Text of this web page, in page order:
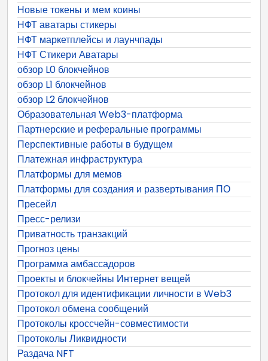
Новые токены и мем коины
НФТ аватары стикеры
НФТ маркетплейсы и лаунчпады
НФТ Стикери Аватары
обзор L0 блокчейнов
обзор L1 блокчейнов
обзор L2 блокчейнов
Образовательная Web3-платформа
Партнерские и реферальные программы
Перспективные работы в будущем
Платежная инфраструктура
Платформы для мемов
Платформы для создания и развертывания ПО
Пресейл
Пресс-релизи
Приватность транзакций
Прогноз цены
Программа амбассадоров
Проекты и блокчейны Интернет вещей
Протокол для идентификации личности в Web3
Протокол обмена сообщений
Протоколы кроссчейн-совместимости
Протоколы Ликвидности
Раздача NFT